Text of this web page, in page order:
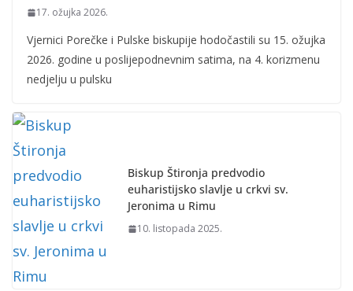
17. ožujka 2026.
Vjernici Porečke i Pulske biskupije hodočastili su 15. ožujka
2026. godine u poslijepodnevnim satima, na 4. korizmenu
nedjelju u pulsku
Biskup Štironja predvodio
euharistijsko slavlje u crkvi sv.
Jeronima u Rimu
10. listopada 2025.